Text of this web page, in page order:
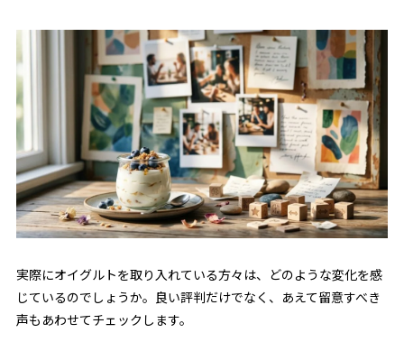
実際にオイグルトを取り入れている方々は、どのような変化を感
じているのでしょうか。良い評判だけでなく、あえて留意すべき
声もあわせてチェックします。